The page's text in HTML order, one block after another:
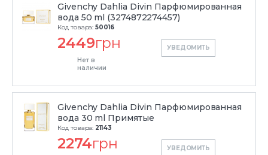
Givenchy Dahlia Divin Парфюмированная
вода 50 ml (3274872274457)
Код товара: 50016
2449грн
Нет в
наличии
УВЕДОМИТЬ
Givenchy Dahlia Divin Парфюмированная
вода 30 ml Примятые
Код товара: 21143
2274грн УВЕДОМИТЬ